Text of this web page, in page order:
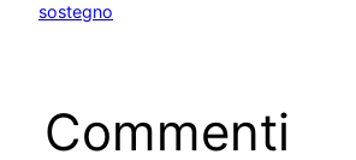
sostegno
Commenti